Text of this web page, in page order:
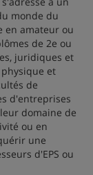
monde du
en amateur ou
de 2e ou
juridiques et
et
de
d'entreprises
domaine de
ou en
une
d'EPS ou